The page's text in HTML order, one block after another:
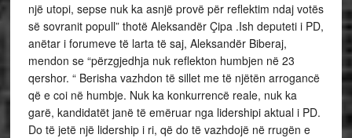
një utopi, sepse nuk ka asnjë provë për reflektim ndaj votës
së sovranit popull” thotë Aleksandër Çipa .Ish deputeti i PD,
anëtar i forumeve të larta të saj, Aleksandër Biberaj,
mendon se “përzgjedhja nuk reflekton humbjen në 23
qershor. “ Berisha vazhdon të sillet me të njëtën arrogancë
që e coi në humbje. Nuk ka konkurrencë reale, nuk ka
garë, kandidatët janë të emëruar nga lidershipi aktual i PD.
Do të jetë një lidership i ri, që do të vazhdojë në rrugën e